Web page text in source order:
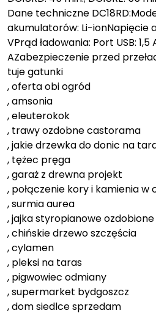
Dane techniczne
akumulatorów: Li-ionNapięcie
VPrąd ładowania: Port USB:
AZabezpieczenie przed
tuje gatunki
, oferta obi ogród
, amsonia
, eleuterokok
, trawy ozdobne castorama
, jakie drzewka do donic na
, tężec pręga
, garaż z drewna projekt
, połączenie kory i kamienia w
, surmia aurea
, jajka styropianowe
, chińskie drzewo szczęścia
, cylamen
, pleksi na taras
, pigwowiec odmiany
, supermarket bydgoszcz
, dom siedlce sprzedam